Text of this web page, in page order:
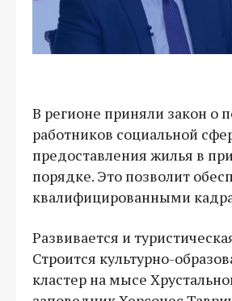
В регионе приняли закон о
работников социальной
предоставления жилья в
порядке. Это позволит
квалифицированными
Развивается и
Строится культурно-
кластер на мысе